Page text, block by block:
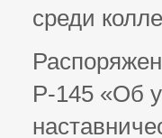
среди
Р-145 «Об